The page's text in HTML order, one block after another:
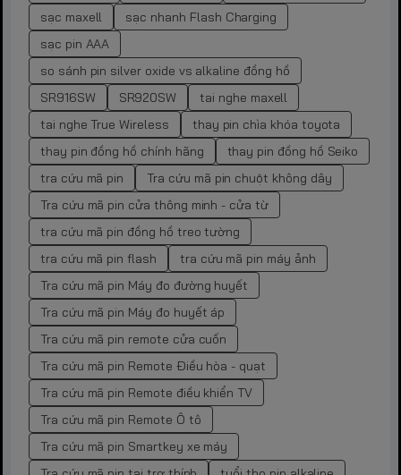
sạc maxell
sạc nhanh Flash Charging
sạc pin AAA
so sánh pin silver oxide vs alkaline đồng hồ
SR916SW
SR920SW
tai nghe maxell
tai nghe True Wireless
thay pin chìa khóa toyota
thay pin đồng hồ chính hãng
thay pin đồng hồ Seiko
tra cứu mã pin
Tra cứu mã pin chuột không dây
Tra cứu mã pin cửa thông minh - cửa từ
tra cứu mã pin đồng hồ treo tường
tra cứu mã pin flash
tra cứu mã pin máy ảnh
Tra cứu mã pin Máy đo đường huyết
Tra cứu mã pin Máy đo huyết áp
Tra cứu mã pin remote cửa cuốn
Tra cứu mã pin Remote Điều hòa - quạt
Tra cứu mã pin Remote điều khiển TV
Tra cứu mã pin Remote Ô tô
Tra cứu mã pin Smartkey xe máy